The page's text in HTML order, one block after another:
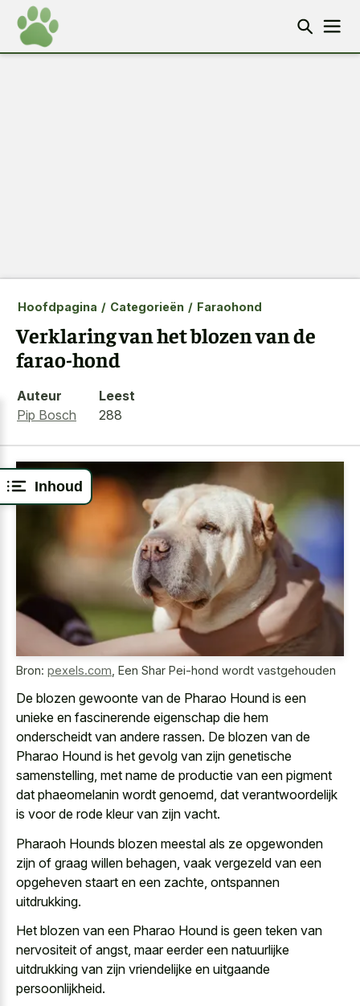
Inhoud
Hoofdpagina / Categorieën / Faraohond
Verklaring van het blozen van de
farao-hond
Auteur
Pip Bosch
Leest
288
Bron: pexels.com Een Shar Pei-hond wordt vastgehouden
De blozen gewoonte van de Pharao Hound is een
unieke en fascinerende eigenschap die hem
onderscheidt van andere rassen. De blozen van de
Pharao Hound is het gevolg van zijn genetische
samenstelling, met name de productie van een pigment
dat phaeomelanin wordt genoemd, dat verantwoordelijk
is voor de rode kleur van zijn vacht.
Pharaoh Hounds blozen meestal als ze opgewonden
zijn of graag willen behagen, vaak vergezeld van een
opgeheven staart en een zachte, ontspannen
uitdrukking.
Het blozen van een Pharao Hound is geen teken van
nervositeit of angst, maar eerder een natuurlijke
uitdrukking van zijn vriendelijke en uitgaande
persoonlijkheid.